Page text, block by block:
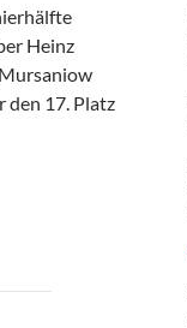
Heinz
den 17. Platz